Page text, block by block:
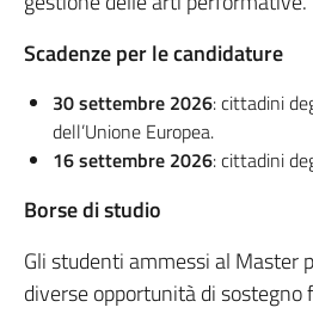
Scadenze per le candidature
30 settembre 2026: cittadini
dell’Unione Europea.
16 settembre 2026: cittadini
Borse di studio
Gli studenti ammessi al Master
diverse opportunità di sostegno